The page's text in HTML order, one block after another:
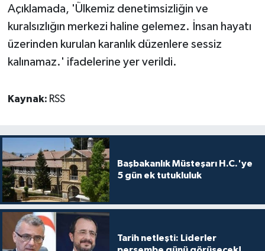
Açıklamada, 'Ülkemiz denetimsizliğin ve
kuralsızlığın merkezi haline gelemez. İnsan hayatı
üzerinden kurulan karanlık düzenlere sessiz
kalınamaz.' ifadelerine yer verildi.
Kaynak: RSS
Başbakanlık Müsteşarı H.C.'ye
5 gün ek tutukluluk
Tarih netleşti: Liderler